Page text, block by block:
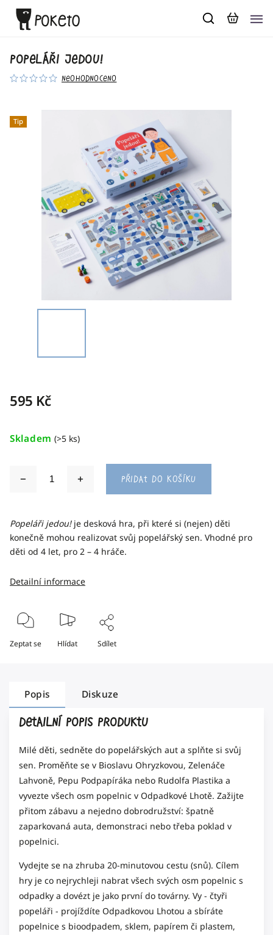
Popeláři jedou!
Neohodnoceno
Tip
595 Kč
Skladem (>5 ks)
Přidat do košíku
Popeláři jedou!je desková hra, při které si (nejen) děti
konečně mohou realizovat svůj popelářský sen. Vhodné pro
děti od 4 let, pro 2 – 4 hráče.
Detailní informace
Zeptat se Hlídat Sdílet
Popis Diskuze
Detailní popis produktu
Milé děti, sedněte do popelářských aut a splňte si svůj
sen. Proměňte se v Bioslavu Ohryzkovou, Zelenáče
Lahvoně, Pepu Podpapíráka nebo Rudolfa Plastika a
vyvezte všech osm popelnic v Odpadkové Lhotě. Zažijte
přitom zábavu a nejedno dobrodružství: špatně
zaparkovaná auta, demonstraci nebo třeba poklad v
popelnici.
Vydejte se na zhruba 20-minutovou cestu (snů). Cílem
hry je co nejrychleji nabrat všech svých osm popelnic s
odpadky a dovézt je jako první do továrny. Vy - čtyři
popeláři - projíždíte Odpadkovou Lhotou a sbíráte
popelnice s bioodpadem, sklem, papírem či plastem,